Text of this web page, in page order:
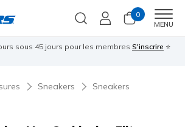
0
MENU
sous 45 jours pour les membres S'inscrire ⭐
Sneakers Sneakers